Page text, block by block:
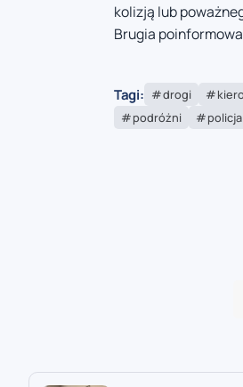
kolizją lub
Brugia
Tagi: drogi
podróżni
policja